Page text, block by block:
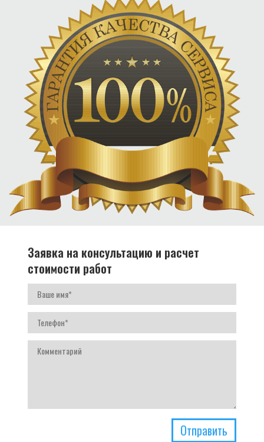
Заявка на консультацию и расчет
стоимости работ
Отправить